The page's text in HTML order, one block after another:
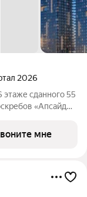
2026
сданного 55
«Апсайд
Номер
мне